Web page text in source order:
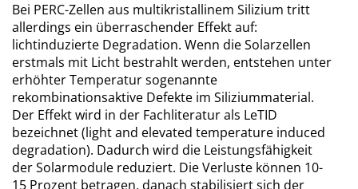
Bei PERC-Zellen aus multikristallinem Silizium tritt
allerdings ein überraschender Effekt auf:
lichtinduzierte Degradation. Wenn die Solarzellen
erstmals mit Licht bestrahlt werden, entstehen unter
erhöhter Temperatur sogenannte
rekombinationsaktive Defekte im Siliziummaterial.
Der Effekt wird in der Fachliteratur als LeTID
bezeichnet (light and elevated temperature induced
degradation). Dadurch wird die Leistungsfähigkeit
der Solarmodule reduziert. Die Verluste können 10-
15 Prozent betragen, danach stabilisiert sich der